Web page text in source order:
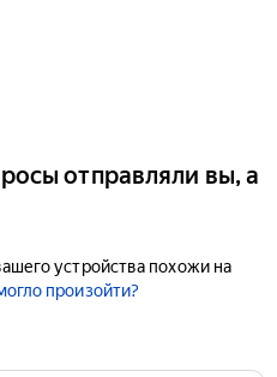
отправляли вы, а
устройства похожи на
произойти?